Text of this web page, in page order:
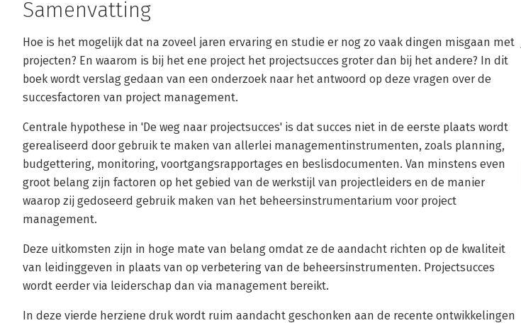
Samenvatting
Hoe is het mogelijk dat na zoveel jaren ervaring en studie er nog zo vaak dingen misgaan met
projecten? En waarom is bij het ene project het projectsucces groter dan bij het andere? In dit
boek wordt verslag gedaan van een onderzoek naar het antwoord op deze vragen over de
succesfactoren van project management.
Centrale hypothese in 'De weg naar projectsucces' is dat succes niet in de eerste plaats wordt
gerealiseerd door gebruik te maken van allerlei managementinstrumenten, zoals planning,
budgettering, monitoring, voortgangsrapportages en beslisdocumenten. Van minstens even
groot belang zijn factoren op het gebied van de werkstijl van projectleiders en de manier
waarop zij gedoseerd gebruik maken van het beheersinstrumentarium voor project
management.
Deze uitkomsten zijn in hoge mate van belang omdat ze de aandacht richten op de kwaliteit
van leidinggeven in plaats van op verbetering van de beheersinstrumenten. Projectsucces
wordt eerder via leiderschap dan via management bereikt.
In deze vierde herziene druk wordt ruim aandacht geschonken aan de recente ontwikkelingen